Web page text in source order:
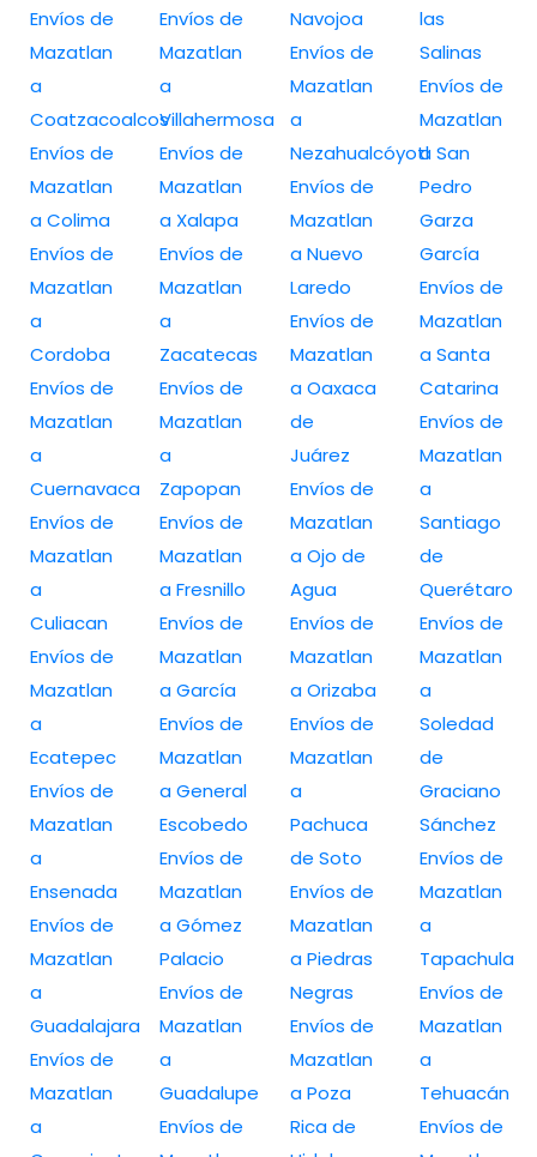
Envíos de
Mazatlan
a
Coatzacoalcos
Envíos de
Mazatlan
a Colima
Envíos de
Mazatlan
a
Cordoba
Envíos de
Mazatlan
a
Cuernavaca
Envíos de
Mazatlan
a
Culiacan
Envíos de
Mazatlan
a
Ecatepec
Envíos de
Mazatlan
a
Ensenada
Envíos de
Mazatlan
a
Guadalajara
Envíos de
Mazatlan
a
Envíos de
Mazatlan
a
Villahermosa
Envíos de
Mazatlan
a Xalapa
Envíos de
Mazatlan
a
Zacatecas
Envíos de
Mazatlan
a
Zapopan
Envíos de
Mazatlan
a Fresnillo
Envíos de
Mazatlan
a García
Envíos de
Mazatlan
a General
Escobedo
Envíos de
Mazatlan
a Gómez
Palacio
Envíos de
Mazatlan
a
Guadalupe
Envíos de
Navojoa
Envíos de
Mazatlan
a
Nezahualcóyotl
Envíos de
Mazatlan
a Nuevo
Laredo
Envíos de
Mazatlan
a Oaxaca
de
Juárez
Envíos de
Mazatlan
a Ojo de
Agua
Envíos de
Mazatlan
a Orizaba
Envíos de
Mazatlan
a
Pachuca
de Soto
Envíos de
Mazatlan
a Piedras
Negras
Envíos de
Mazatlan
a Poza
Rica de
las
Salinas
Envíos de
Mazatlan
a San
Pedro
Garza
García
Envíos de
Mazatlan
a Santa
Catarina
Envíos de
Mazatlan
a
Santiago
de
Querétaro
Envíos de
Mazatlan
a
Soledad
de
Graciano
Sánchez
Envíos de
Mazatlan
a
Tapachula
Envíos de
Mazatlan
a
Tehuacán
Envíos de